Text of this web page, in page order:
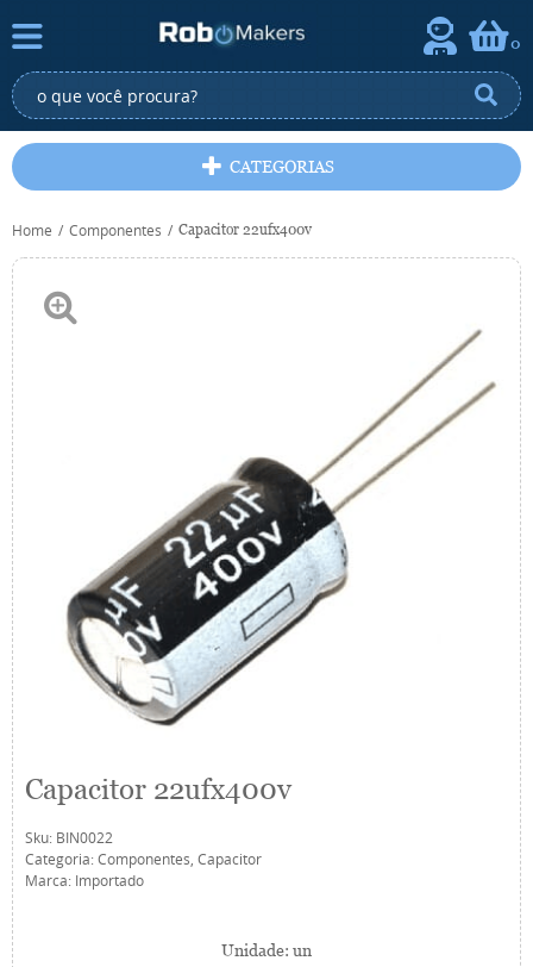
0
CATEGORIAS
Home Componentes Capacitor 22ufx400v
Capacitor 22ufx400v
Sku: BIN0022
Categoria:Componentes, Capacitor
Marca: Importado
Unidade: un